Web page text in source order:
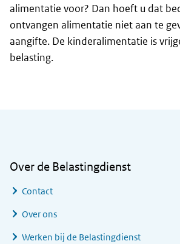
alimentatie voor? Dan hoeft u dat
ontvangen alimentatie niet aan te
aangifte. De kinderalimentatie is
belasting.
Over de Belastingdienst
Contact
Over ons
Werken bij de Belastingdienst